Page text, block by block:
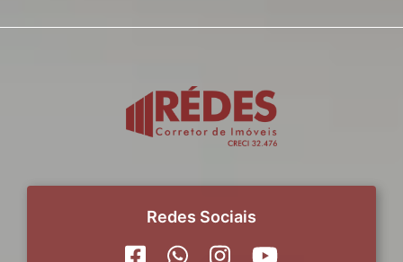
Redes Sociais